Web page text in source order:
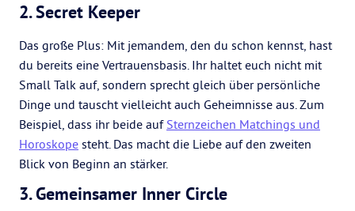
2. Secret Keeper
Das große Plus: Mit jemandem, den du schon kennst, hast
du bereits eine Vertrauensbasis. Ihr haltet euch nicht mit
Small Talk auf, sondern sprecht gleich über persönliche
Dinge und tauscht vielleicht auch Geheimnisse aus. Zum
Beispiel, dass ihr beide auf Sternzeichen Matchings und
Horoskope steht. Das macht die Liebe auf den zweiten
Blick von Beginn an stärker.
3. Gemeinsamer Inner Circle